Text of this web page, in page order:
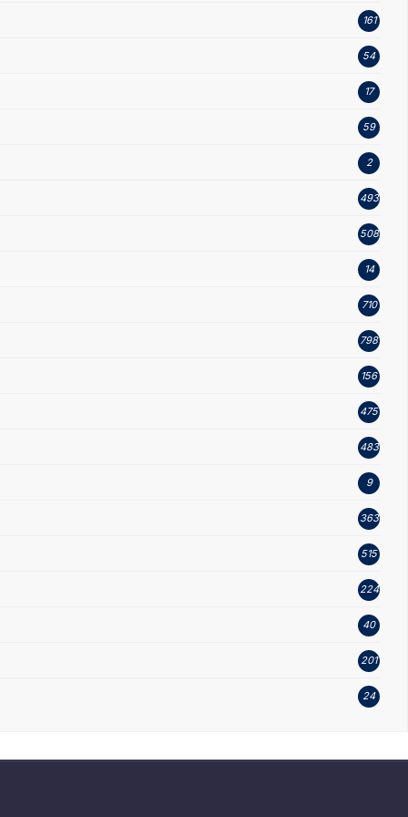
161
54
17
59
2
493
508
14
710
798
156
475
483
9
363
515
224
40
201
24